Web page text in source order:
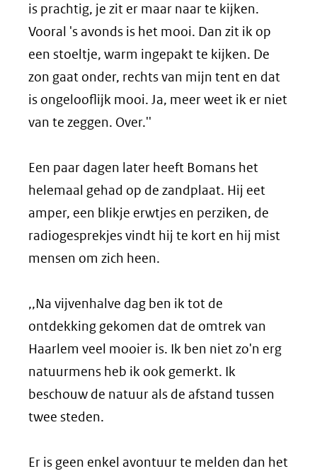
is prachtig, je zit er maar naar te kijken.
Vooral 's avonds is het mooi. Dan zit ik op
een stoeltje, warm ingepakt te kijken. De
zon gaat onder, rechts van mijn tent en dat
is ongelooflijk mooi. Ja, meer weet ik er niet
van te zeggen. Over.''
Een paar dagen later heeft Bomans het
helemaal gehad op de zandplaat. Hij eet
amper, een blikje erwtjes en perziken, de
radiogesprekjes vindt hij te kort en hij mist
mensen om zich heen.
,,Na vijvenhalve dag ben ik tot de
ontdekking gekomen dat de omtrek van
Haarlem veel mooier is. Ik ben niet zo'n erg
natuurmens heb ik ook gemerkt. Ik
beschouw de natuur als de afstand tussen
twee steden.
Er is geen enkel avontuur te melden dan het